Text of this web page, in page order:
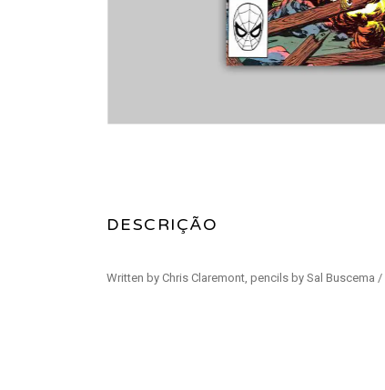
DESCRIÇÃO
Written by Chris Claremont, pencils by Sal Buscema